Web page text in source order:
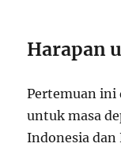
Harapan
Pertemuan ini
untuk masa
Indonesia dan